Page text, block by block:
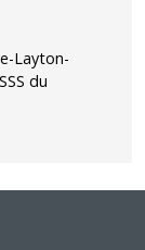
Layton-
du